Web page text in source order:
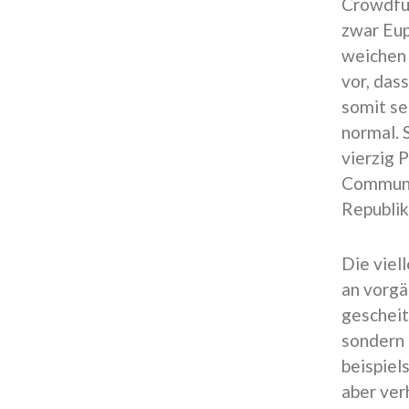
zwar
vor,
somit
normal.
vierzig
Die
an
aber